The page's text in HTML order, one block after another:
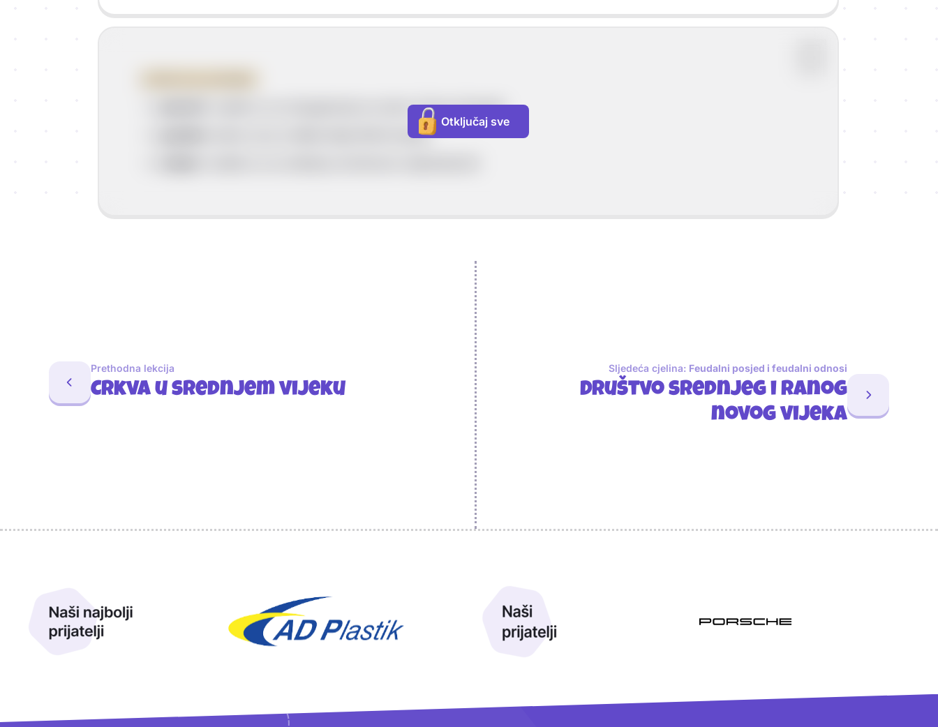
nadali su se obogaćenja na račun Crkve (imanja)
njime se je sviđala ideja Reformacije
Otključaj sve
Prethodna lekcija
Crkva u srednjem vijeku
Sljedeća cjelina: Feudalni posjed i feudalni odnosi
Društvo srednjeg i ranog
novog vijeka